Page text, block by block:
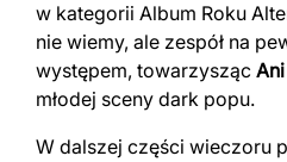
w kategorii Album Roku
nie wiemy, ale zespół na
występem, towarzysząc
młodej sceny dark popu.
W dalszej części wieczoru